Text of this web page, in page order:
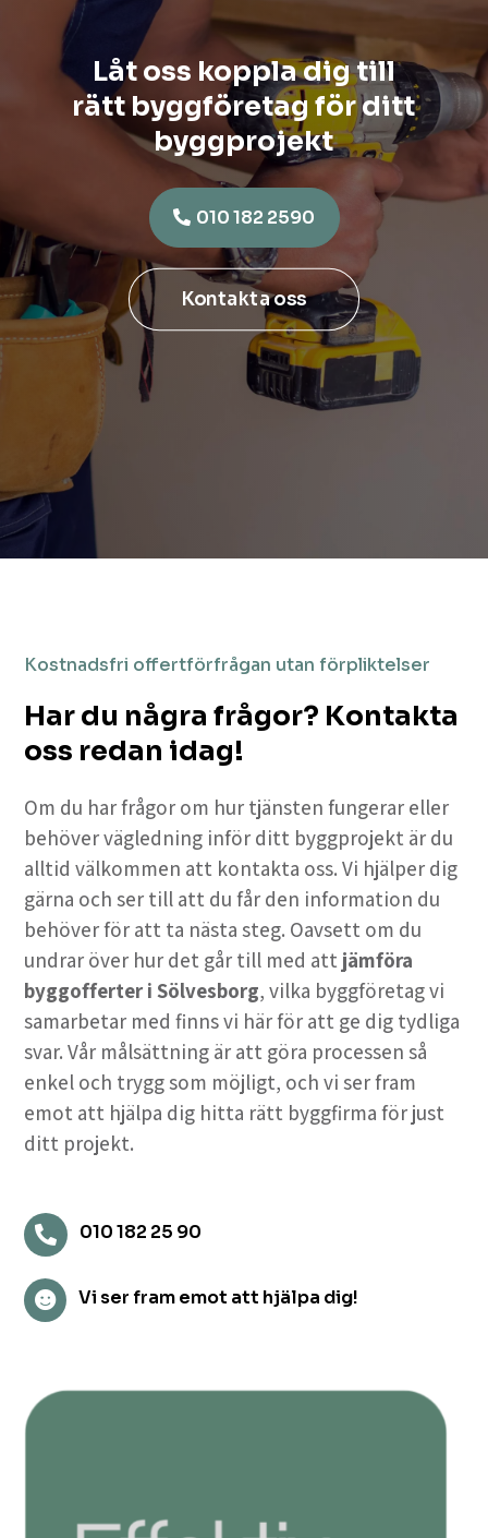
Låt oss koppla dig till
rätt byggföretag för ditt
byggprojekt
010 182 2590
Kontakta oss
Kostnadsfri offertförfrågan utan förpliktelser
Har du några frågor? Kontakta
oss redan idag!
Om du har frågor om hur tjänsten fungerar eller
behöver vägledning inför ditt byggprojekt är du
alltid välkommen att kontakta oss. Vi hjälper dig
gärna och ser till att du får den information du
behöver för att ta nästa steg. Oavsett om du
undrar över hur det går till med att jämföra
byggofferter i Sölvesborg, vilka byggföretag vi
samarbetar med finns vi här för att ge dig tydliga
svar. Vår målsättning är att göra processen så
enkel och trygg som möjligt, och vi ser fram
emot att hjälpa dig hitta rätt byggfirma för just
ditt projekt.
 010 182 25 90
 Vi ser fram emot att hjälpa dig!